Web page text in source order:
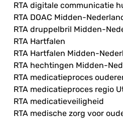
RTA digitale communicatie
RTA DOAC Midden-
RTA druppelbril Midden-
RTA Hartfalen
RTA Hartfalen Midden-
RTA hechtingen Midden-
RTA medicatieproces
RTA medicatieproces regio
RTA medicatieveiligheid
RTA medische zorg voor